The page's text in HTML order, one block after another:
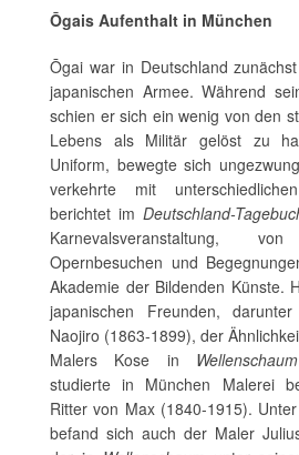
Ōgais Aufenthalt in München
Ōgai war in Deutschland
japanischen Armee. Während
schien er sich ein wenig von den
Lebens als Militär gelöst zu
Uniform, bewegte sich
verkehrte mit
berichtet imDeutschland-
Karnevalsveranstaltung,
Opernbesuchen und
Akademie der Bildenden Künste.
japanischen Freunden,
Naojiro (1863-1899), der
Malers Kose in Wellenschaum
studierte in München Malerei
Ritter von Max (1840-1915).
befand sich auch der Maler